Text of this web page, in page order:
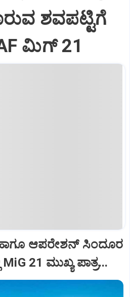
ಶವಪಟ್ಟಿಗೆ
ಮಿಗ್‌ 21
ಆಪರೇಶನ್‌ ಸಿಂದೂರ
21 ಮುಖ್ಯ ಪಾತ್ರ...